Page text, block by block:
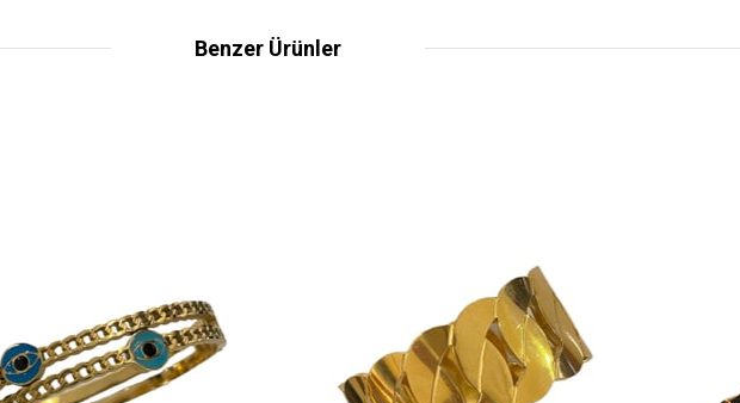
Benzer Ürünler